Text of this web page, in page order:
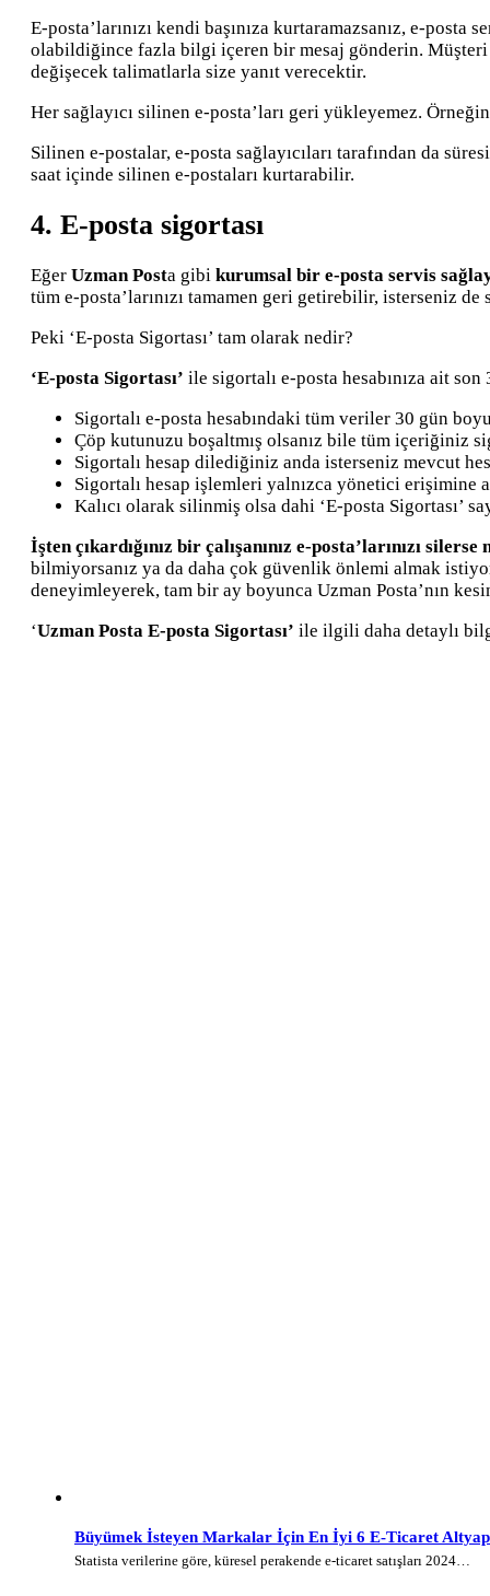
E-posta’larınızı kendi başınıza kurtaramazsanız, e-
olabildiğince fazla bilgi içeren bir mesaj gönderin. Müşteri
değişecek talimatlarla size yanıt verecektir.
Her sağlayıcı silinen e-posta’ları geri yükleyemez.
Silinen e-postalar, e-posta sağlayıcıları tarafından da
saat içinde silinen e-postaları kurtarabilir.
4. E-posta sigortası
Eğer Uzman Posta gibi kurumsal bir e-posta servis
tüm e-posta’larınızı tamamen geri getirebilir, isterseniz
Peki ‘E-posta Sigortası’ tam olarak nedir?
‘E-posta Sigortası’ ile sigortalı e-posta hesabınıza ait
Sigortalı e-posta hesabındaki tüm veriler 30 gün
Çöp kutunuzu boşaltmış olsanız bile tüm içeriğiniz
Sigortalı hesap dilediğiniz anda isterseniz mevcut
Sigortalı hesap işlemleri yalnızca yönetici
Kalıcı olarak silinmiş olsa dahi ‘E-posta Sigortası’
İşten çıkardığınız bir çalışanınız e-posta’larınızı silerse
bilmiyorsanız ya da daha çok güvenlik önlemi almak
deneyimleyerek, tam bir ay boyunca Uzman Posta’nın
‘Uzman Posta E-posta Sigortası’ ile ilgili daha detaylı
Büyümek İsteyen Markalar İçin En İyi 6 E-Ticaret
Statista verilerine göre, küresel perakende e-ticaret satışları 2024…